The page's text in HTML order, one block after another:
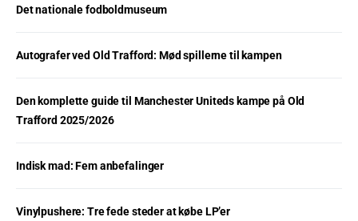
Det nationale fodboldmuseum
Autografer ved Old Trafford: Mød spillerne til kampen
Den komplette guide til Manchester Uniteds kampe på Old
Trafford 2025/2026
Indisk mad: Fem anbefalinger
Vinylpushere: Tre fede steder at købe LP’er